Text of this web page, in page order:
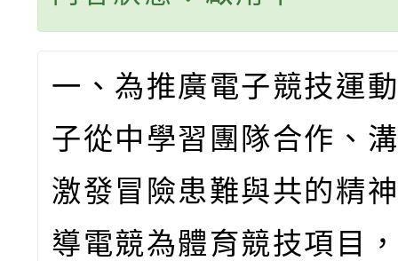
一、為推廣電子競技運
子從中學習團隊合作、
激發冒險患難與共的精
導電競為體育競技項目